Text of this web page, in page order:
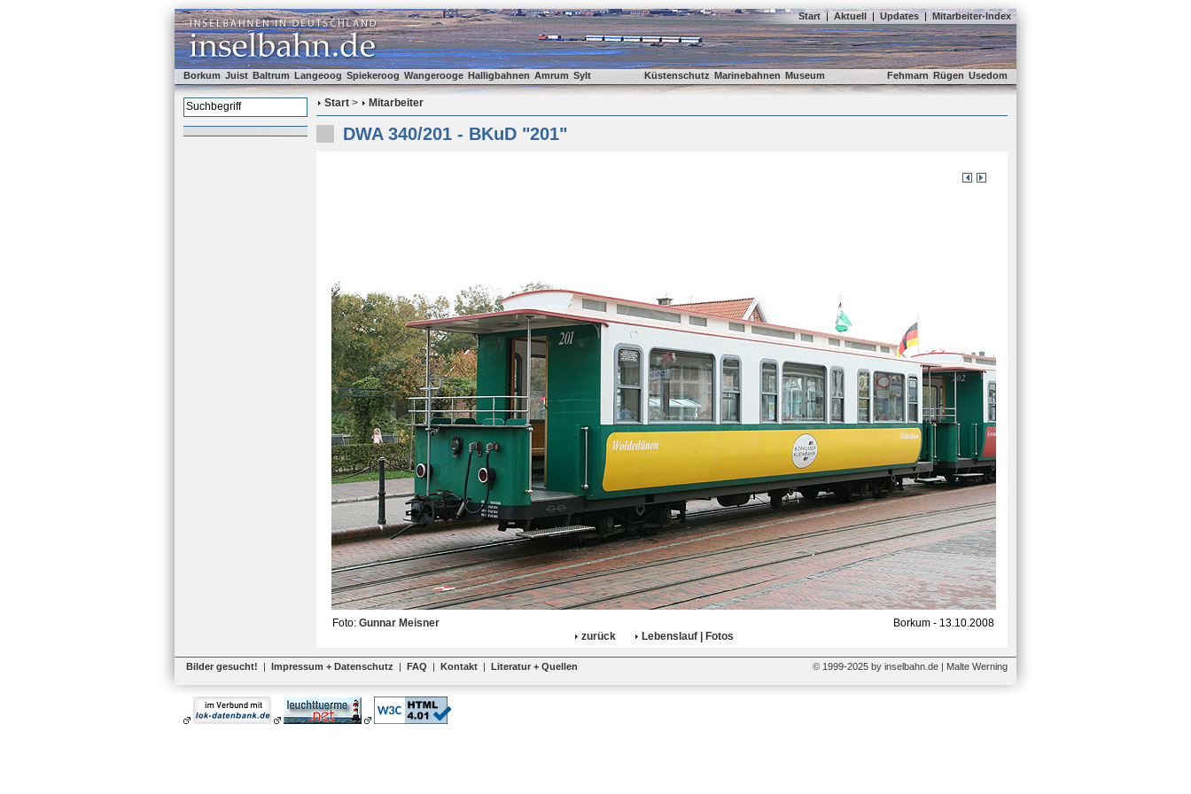
Start | Aktuell | Updates | Mitarbeiter-Index
Borkum Juist Baltrum Langeoog Spiekeroog Wangerooge Halligbahnen Amrum Sylt Küstenschutz Marinebahnen Museum Fehmarn Rügen Usedom
Start > Mitarbeiter
DWA 340/201 - BKuD "201"
Foto: Gunnar Meisner
Borkum - 13.10.2008
zurück
Lebenslauf | Fotos
Bilder gesucht! | Impressum + Datenschutz | FAQ | Kontakt | Literatur + Quellen © 1999-2025 by inselbahn.de | Malte Werning